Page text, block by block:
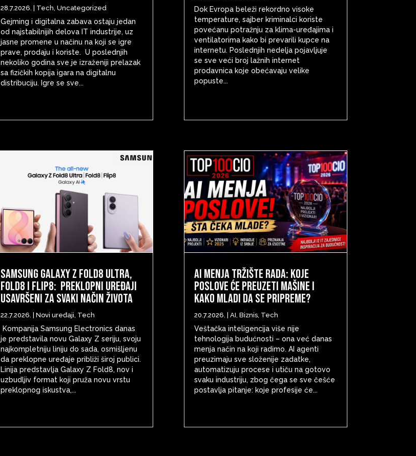
28.7.2026. | Tech Uncategorized
Gejming i digitalna zabava ostaju jedan
od najstabilnijih delova IT industrije, uz
jasne promene u načinu na koji se igre
prave, prodaju i koriste. U poslednjih
nekoliko godina sve je izraženiji prelazak
sa fizičkih kopija igara na digitalnu
distribuciju. Igre se sve...
Samsung Galaxy Z Fold8 Ultra,
Fold8 i Flip8: Preklopni uređaji
usavršeni za svaki način života
22.7.2026. Novi uređaji Tech
Kompanija Samsung Electronics danas
je predstavila novu Galaxy Z seriju, svoju
najkompletniju liniju do sada, osmišljenu
da preklopne uređaje približi široj publici.
Linija predstavlja Galaxy Z Fold8, nov i
uzbudljiv format koji pruža novu vrstu
preklopnog iskustva,...
Dok Evropa beleži rekordno visoke
temperature, sajber kriminalci koriste
povećanu potražnju za klima-uređajima i
ventilatorima kako bi prevarili kupce na
internetu. Poslednjih nedelja pojavljuje
se sve veći broj lažnih internet
prodavnica koje obećavaju velike
popuste...
AI menja tržište rada: Koje
poslove će preuzeti mašine i
kako mladi da se pripreme?
20.7.2026. AI Biznis, Tech
Veštačka inteligencija više nije
tehnologija budućnosti – ona već danas
menja način na koji radimo. AI agenti
preuzimaju sve složenije zadatke,
automatizuju procese i utiču na gotovo
svaku industriju, zbog čega se sve češće
postavlja pitanje: koje profesije će...